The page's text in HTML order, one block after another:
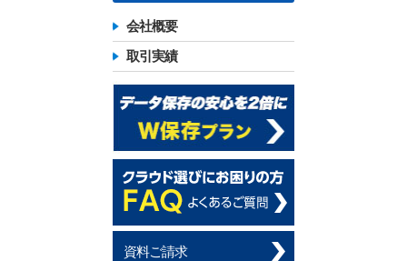
会社概要
取引実績
資料ご請求